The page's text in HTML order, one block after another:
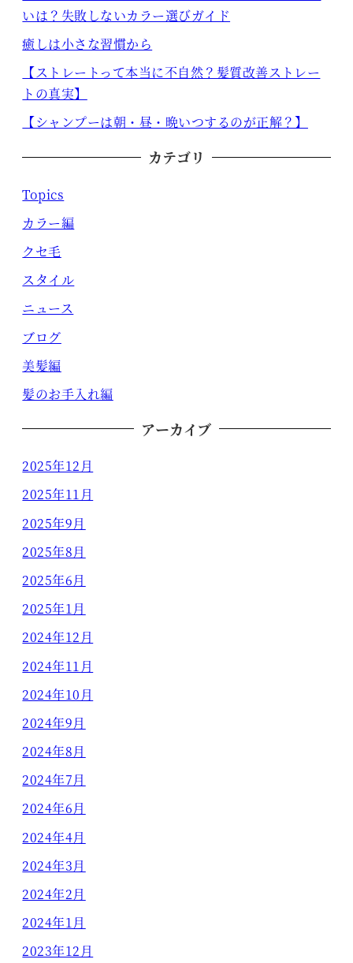
いは？失敗しないカラー選びガイド
癒しは小さな習慣から
【ストレートって本当に不自然？髪質改善ストレー
トの真実】
【シャンプーは朝・昼・晩いつするのが正解？】
カテゴリ
Topics
カラー編
クセ毛
スタイル
ニュース
ブログ
美髪編
髪のお手入れ編
アーカイブ
2025年12月
2025年11月
2025年9月
2025年8月
2025年6月
2025年1月
2024年12月
2024年11月
2024年10月
2024年9月
2024年8月
2024年7月
2024年6月
2024年4月
2024年3月
2024年2月
2024年1月
2023年12月